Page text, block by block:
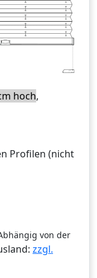
hoch,
Profilen (nicht
von der
zzgl.